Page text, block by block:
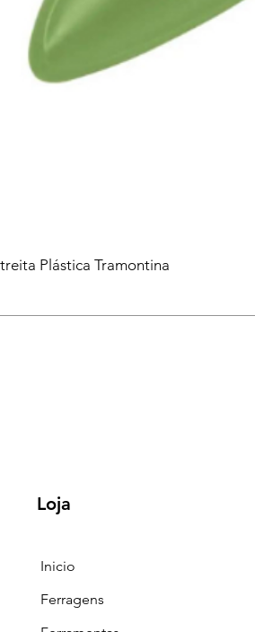
Plástica Tramontina
Loja
Inicio
Ferragens